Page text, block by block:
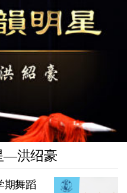
—洪绍豪
期舞蹈